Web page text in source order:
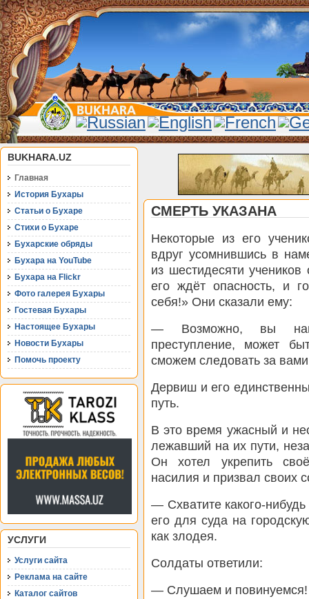
BUKHARA.UZ
Главная
История Бухары
Статьи о Бухаре
Стихи о Бухаре
Бухарские обряды
Бухара на YouTube
Бухара на Flickr
Фото галерея Бухары
Гостевая Бухары
Настоящее Бухары
Новости Бухары
Помочь проекту
УСЛУГИ
Услуги сайта
Реклама на сайте
Каталог сайтов
СМЕРТЬ УКАЗАНА
Некоторые из его
вдруг усомнившись в
из шестидесяти
его ждёт опасность, и
себя!» Они сказали ему:
— Возможно, вы
преступление, может
сможем следовать за
Дервиш и его
путь.
В это время ужасный и
лежавший на их пути,
Он хотел укрепить
насилия и призвал своих
— Схватите какого-
его для суда на
как злодея.
Солдаты ответили:
— Слушаем и повинуемся!